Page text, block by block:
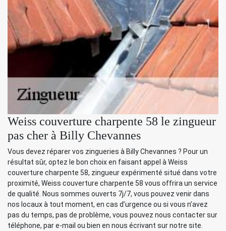
Weiss couverture charpente 58 le zingueur
pas cher à Billy Chevannes
Vous devez réparer vos zingueries à Billy Chevannes ? Pour un
résultat sûr, optez le bon choix en faisant appel à Weiss
couverture charpente 58, zingueur expérimenté situé dans votre
proximité, Weiss couverture charpente 58 vous offrira un service
de qualité. Nous sommes ouverts 7j/7, vous pouvez venir dans
nos locaux à tout moment, en cas d’urgence ou si vous n’avez
pas du temps, pas de problème, vous pouvez nous contacter sur
téléphone, par e-mail ou bien en nous écrivant sur notre site.